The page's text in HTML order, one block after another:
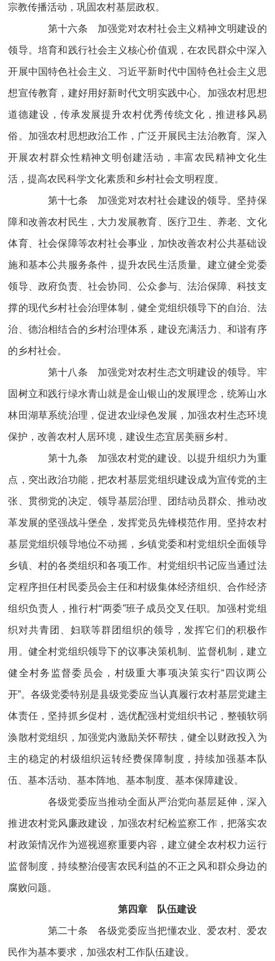
宗教传播活动，巩固农村基层政权。
第十六条 加强党对农村社会主义精神文明建设的
领导。培育和践行社会主义核心价值观，在农民群众中深入
开展中国特色社会主义、习近平新时代中国特色社会主义思
想宣传教育，建好用好新时代文明实践中心。加强农村思想
道德建设，传承发展提升农村优秀传统文化，推进移风易
俗。加强农村思想政治工作，广泛开展民主法治教育。深入
开展农村群众性精神文明创建活动，丰富农民精神文化生
活，提高农民科学文化素质和乡村社会文明程度。
第十七条 加强党对农村社会建设的领导。坚持保
障和改善农村民生，大力发展教育、医疗卫生、养老、文化
体育、社会保障等农村社会事业，加快改善农村公共基础设
施和基本公共服务条件，提升农民生活质量。建立健全党委
领导、政府负责、社会协同、公众参与、法治保障、科技支
撑的现代乡村社会治理体制，健全党组织领导下的自治、法
治、德治相结合的乡村治理体系，建设充满活力、和谐有序
的乡村社会。
第十八条 加强党对农村生态文明建设的领导。牢
固树立和践行绿水青山就是金山银山的发展理念，统筹山水
林田湖草系统治理，促进农业绿色发展，加强农村生态环境
保护，改善农村人居环境，建设生态宜居美丽乡村。
第十九条 加强农村党的建设。以提升组织力为重
点，突出政治功能，把农村基层党组织建设成为宣传党的主
张、贯彻党的决定、领导基层治理、团结动员群众、推动改
革发展的坚强战斗堡垒，发挥党员先锋模范作用。坚持农村
基层党组织领导地位不动摇，乡镇党委和村党组织全面领导
乡镇、村的各类组织和各项工作。村党组织书记应当通过法
定程序担任村民委员会主任和村级集体经济组织、合作经济
组织负责人，推行村“两委”班子成员交叉任职。加强村党组
织对共青团、妇联等群团组织的领导，发挥它们的积极作
用。健全村党组织领导下的议事决策机制、监督机制，建立
健全村务监督委员会，村级重大事项决策实行“四议两公
开”。各级党委特别是县级党委应当认真履行农村基层党建主
体责任，坚持抓乡促村，选优配强村党组织书记，整顿软弱
涣散村党组织，加强党内激励关怀帮扶，健全以财政投入为
主的稳定的村级组织运转经费保障制度，持续加强基本队
伍、基本活动、基本阵地、基本制度、基本保障建设。
各级党委应当推动全面从严治党向基层延伸，深入
推进农村党风廉政建设，加强农村纪检监察工作，把落实农
村政策情况作为巡视巡察重要内容，建立健全农村权力运行
监督制度，持续整治侵害农民利益的不正之风和群众身边的
腐败问题。
第四章 队伍建设
第二十条 各级党委应当把懂农业、爱农村、爱农
民作为基本要求，加强农村工作队伍建设。